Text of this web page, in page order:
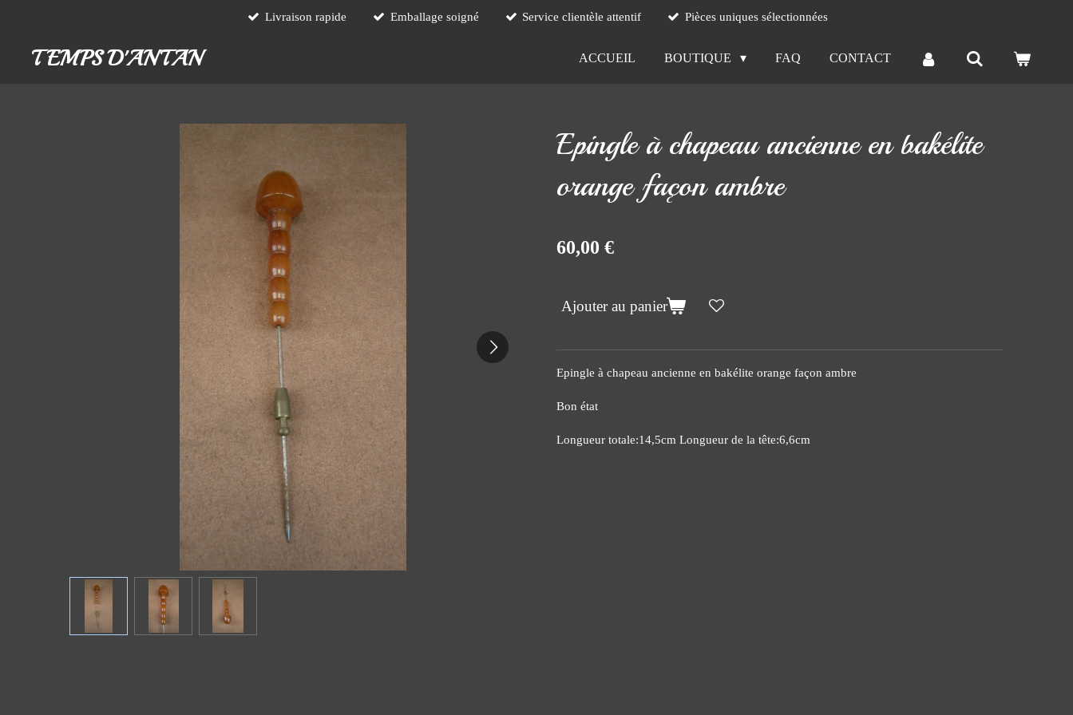
contenu
Livraison rapide Emballage soigné Service clientèle attentif Pièces uniques sélectionnées
TEMPS D'ANTAN ACCUEIL BOUTIQUE FAQ CONTACT
Epingle à chapeau ancienne en bakélite
orange façon ambre
60,00 €
Ajouter au panier
Epingle à chapeau ancienne en bakélite orange façon ambre
Bon état
Longueur totale:14,5cm Longueur de la tête:6,6cm